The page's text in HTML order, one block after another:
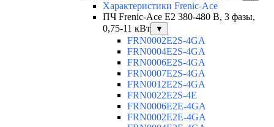
Характеристики Frenic-Ace
ПЧ Frenic-Ace E2 380-480 В, 3 фазы,
0,75-11 кВт
▼
FRN0002E2S-4GA
FRN0004E2S-4GA
FRN0006E2S-4GA
FRN0007E2S-4GA
FRN0012E2S-4GA
FRN0022E2S-4E
FRN0006E2E-4GA
FRN0002E2E-4GA